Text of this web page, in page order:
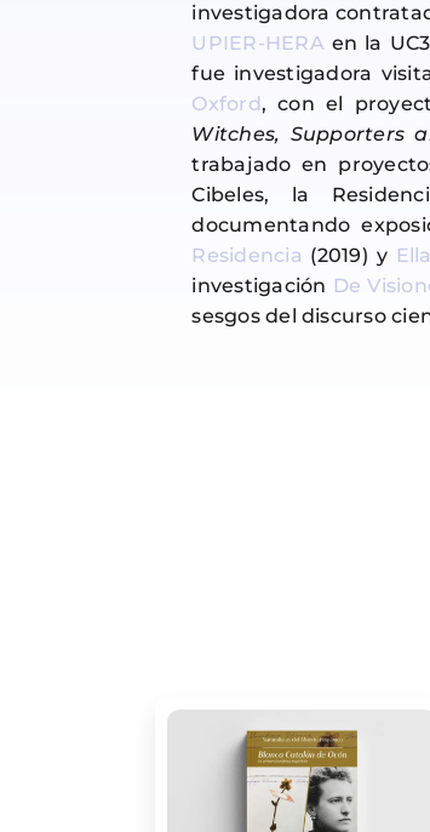
investigadora
UPIER-HERAen la
fue investigadora
Oxford, con el
Witches, Supporters
trabajado en
Cibeles, la
documentando
Residencia (2019) y
investigación De
sesgos del discurso